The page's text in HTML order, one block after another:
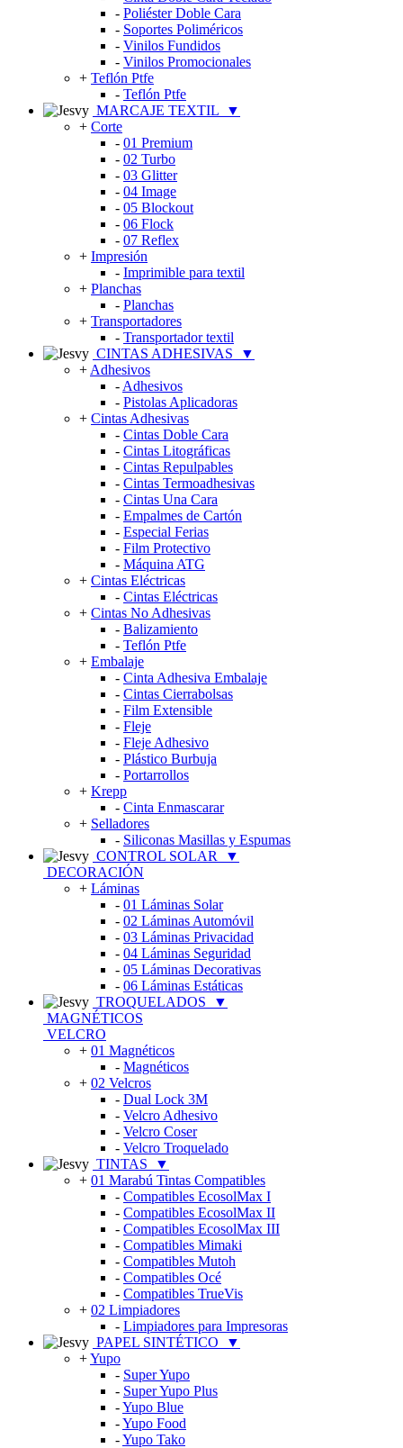
- Poliéster Doble Cara
- Soportes Poliméricos
- Vinilos Fundidos
- Vinilos Promocionales
+ Teflón Ptfe
- Teflón Ptfe
MARCAJE TEXTIL
▼
+ Corte
- 01 Premium
- 02 Turbo
- 03 Glitter
- 04 Image
- 05 Blockout
- 06 Flock
- 07 Reflex
+ Impresión
- Imprimible para textil
+ Planchas
- Planchas
+ Transportadores
- Transportador textil
CINTAS ADHESIVAS
▼
+ Adhesivos
- Adhesivos
- Pistolas Aplicadoras
+ Cintas Adhesivas
- Cintas Doble Cara
- Cintas Litográficas
- Cintas Repulpables
- Cintas Termoadhesivas
- Cintas Una Cara
- Empalmes de Cartón
- Especial Ferias
- Film Protectivo
- Máquina ATG
+ Cintas Eléctricas
- Cintas Eléctricas
+ Cintas No Adhesivas
- Balizamiento
- Teflón Ptfe
+ Embalaje
- Cinta Adhesiva Embalaje
- Cintas Cierrabolsas
- Film Extensible
- Fleje
- Fleje Adhesivo
- Plástico Burbuja
- Portarrollos
+ Krepp
- Cinta Enmascarar
+ Selladores
- Siliconas Masillas y Espumas
CONTROL SOLAR
▼
DECORACIÓN
+ Láminas
- 01 Láminas Solar
- 02 Láminas Automóvil
- 03 Láminas Privacidad
- 04 Láminas Seguridad
- 05 Láminas Decorativas
- 06 Láminas Estáticas
TROQUELADOS
▼
MAGNÉTICOS
VELCRO
+ 01 Magnéticos
- Magnéticos
+ 02 Velcros
- Dual Lock 3M
- Velcro Adhesivo
- Velcro Coser
- Velcro Troquelado
TINTAS
▼
+ 01 Marabú Tintas Compatibles
- Compatibles EcosolMax I
- Compatibles EcosolMax II
- Compatibles EcosolMax III
- Compatibles Mimaki
- Compatibles Mutoh
- Compatibles Océ
- Compatibles TrueVis
+ 02 Limpiadores
- Limpiadores para Impresoras
PAPEL SINTÉTICO
▼
+Yupo
- Super Yupo
- Super Yupo Plus
-Yupo Blue
-Yupo Food
-Yupo Tako